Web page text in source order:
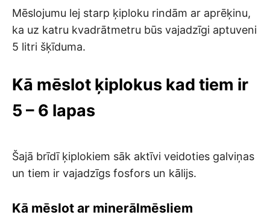
Mēslojumu lej starp ķiploku rindām ar aprēķinu,
ka uz katru kvadrātmetru būs vajadzīgi aptuveni
5 litri šķīduma.
Kā mēslot ķiplokus kad tiem ir
5 – 6 lapas
Šajā brīdī ķiplokiem sāk aktīvi veidoties galviņas
un tiem ir vajadzīgs fosfors un kālijs.
Kā mēslot ar minerālmēsliem